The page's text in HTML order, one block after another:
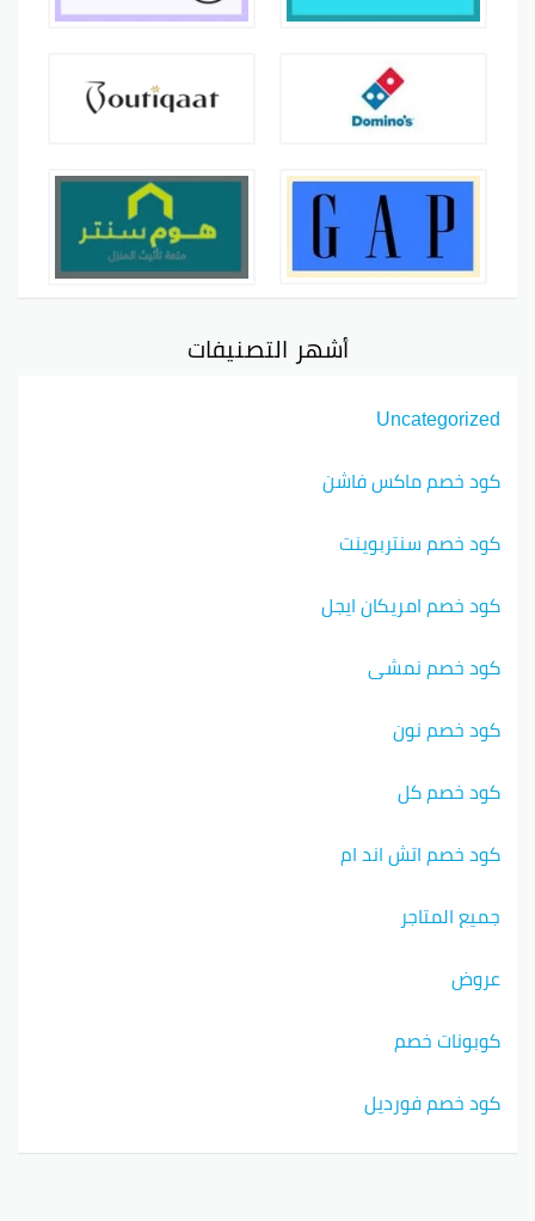
أشهر التصنيفات
Uncategorized
كود خصم ماكس فاشن
كود خصم سنتربوينت
كود خصم امريكان ايجل
كود خصم نمشي
كود خصم نون
كود خصم كل
كود خصم اتش اند ام
جميع المتاجر
عروض
كوبونات خصم
كود خصم فورديل